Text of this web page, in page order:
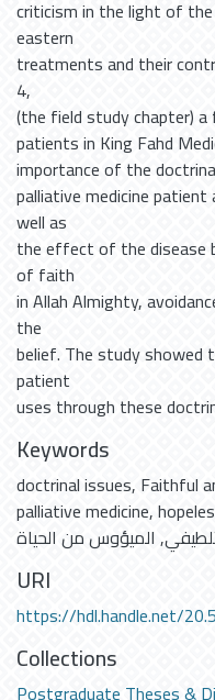
criticism in the light of
eastern
treatments and their
4,
(the field study chapter)
patients in King Fahd
importance of the
palliative medicine
well as
the effect of the disease
of faith
in Allah Almighty,
the
belief. The study
patient
uses through these
Keywords
doctrinal issues, Faithful
palliative medicine,
, الميؤوس من الحياة
URI
https://hdl.handle.net/
Collections
Postgraduate Theses &